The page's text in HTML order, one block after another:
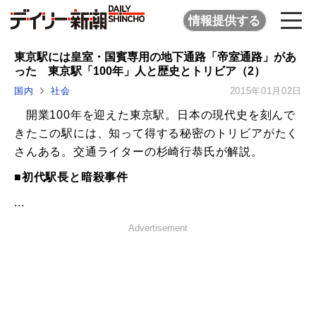
情報提供する
東京駅には皇室・国賓専用の地下通路「帝室通路」があ
った 東京駅「100年」人と歴史とトリビア（2）
国内 社会 2015年01月02日
開業100年を迎えた東京駅。日本の現代史を刻んで
きたこの駅には、知って得する秘密のトリビアがたく
さんある。交通ライターの杉崎行恭氏が解説。
■初代駅長と暗殺事件
...
Advertisement